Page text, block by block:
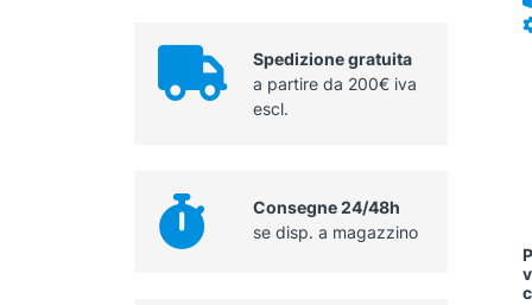
Spedizione gratuita
a partire da 200€ iva
escl.
Consegne 24/48h
se disp. a magazzino